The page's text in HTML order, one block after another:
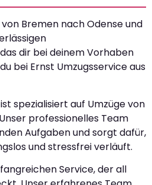
Bremen nach Odense und
dir bei deinem Vorhaben
bei Ernst Umzugsservice aus
ist spezialisiert auf Umzüge von
professionelles Team
Aufgaben und sorgt dafür,
und stressfrei verläuft.
Service, der all